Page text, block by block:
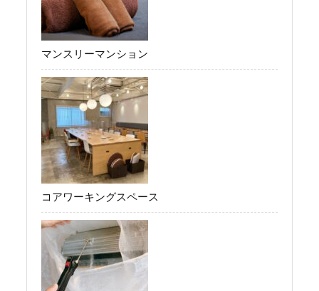
マンスリーマンション
コアワーキングスペース